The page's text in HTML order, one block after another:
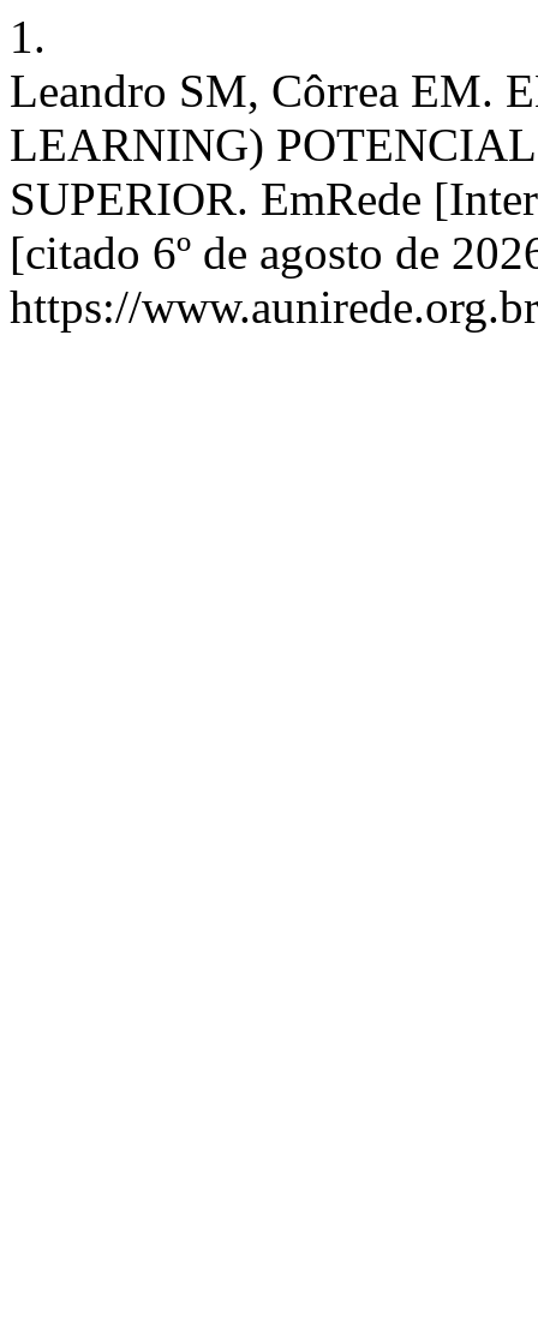
1.
Leandro SM, Côrrea EM.
LEARNING)
SUPERIOR. EmRede
[citado 6º de agosto de
https://